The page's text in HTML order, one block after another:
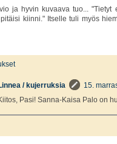
ja hyvin kuvaava tuo... "Tietyt
kiinni." Itselle tuli myös
/ kujerruksia
15.
Pasi! Sanna-Kaisa Palo on